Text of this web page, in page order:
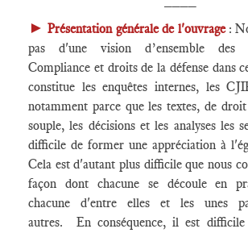
► Présentation générale de l'ouvrage:
pas d'une vision d’ensemble des
Compliance et droits de la défense dans
constitue les enquêtes internes, les
notamment parce que les textes, de
souple, les décisions et les analyses les
difficile de former une appréciation à
Cela est d'autant plus difficile que nous
façon dont chacune se découle en
chacune d'entre elles et les unes
autres. En conséquence, il est